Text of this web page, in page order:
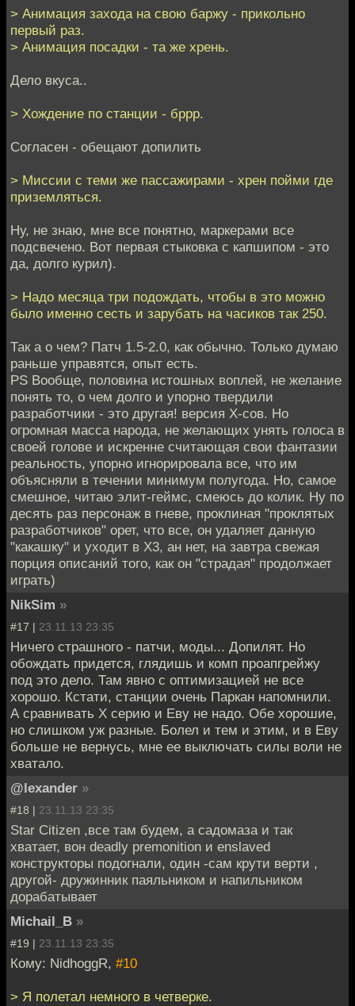
> Анимация захода на свою баржу - прикольно
первый раз.
> Анимация посадки - та же хрень.
Дело вкуса..
> Хождение по станции - бррр.
Согласен - обещают допилить
> Миссии с теми же пассажирами - хрен пойми где
приземляться.
Ну, не знаю, мне все понятно, маркерами все
подсвечено. Вот первая стыковка с капшипом - это
да, долго курил).
> Надо месяца три подождать, чтобы в это можно
было именно сесть и зарубать на часиков так 250.
Так а о чем? Патч 1.5-2.0, как обычно. Только думаю
раньше управятся, опыт есть.
PS Вообще, половина истошных воплей, не желание
понять то, о чем долго и упорно твердили
разработчики - это другая! версия Х-сов. Но
огромная масса народа, не желающих унять голоса в
своей голове и искренне считающая свои фантазии
реальность, упорно игнорировала все, что им
объясняли в течении минимум полугода. Но, самое
смешное, читаю элит-геймс, смеюсь до колик. Ну по
десять раз персонаж в гневе, проклиная "проклятых
разработчиков" орет, что все, он удаляет данную
"какашку" и уходит в Х3, ан нет, на завтра свежая
порция описаний того, как он "страдая" продолжает
играть)
NikSim »
#17 | 23.11.13 23:35
Ничего страшного - патчи, моды... Допилят. Но
обождать придется, глядишь и комп проапгрейжу
под это дело. Там явно с оптимизацией не все
хорошо. Кстати, станции очень Паркан напомнили.
А сравнивать Х серию и Еву не надо. Обе хорошие,
но слишком уж разные. Болел и тем и этим, и в Еву
больше не вернусь, мне ее выключать силы воли не
хватало.
@lexander »
#18 | 23.11.13 23:35
Star Citizen ,все там будем, а садомаза и так
хватает, вон deadly premonition и enslaved
конструкторы подогнали, один -сам крути верти ,
другой- дружинник паяльником и напильником
дорабатывает
Michail_B »
#19 | 23.11.13 23:35
Кому: NidhoggR, #10
> Я полетал немного в четверке.